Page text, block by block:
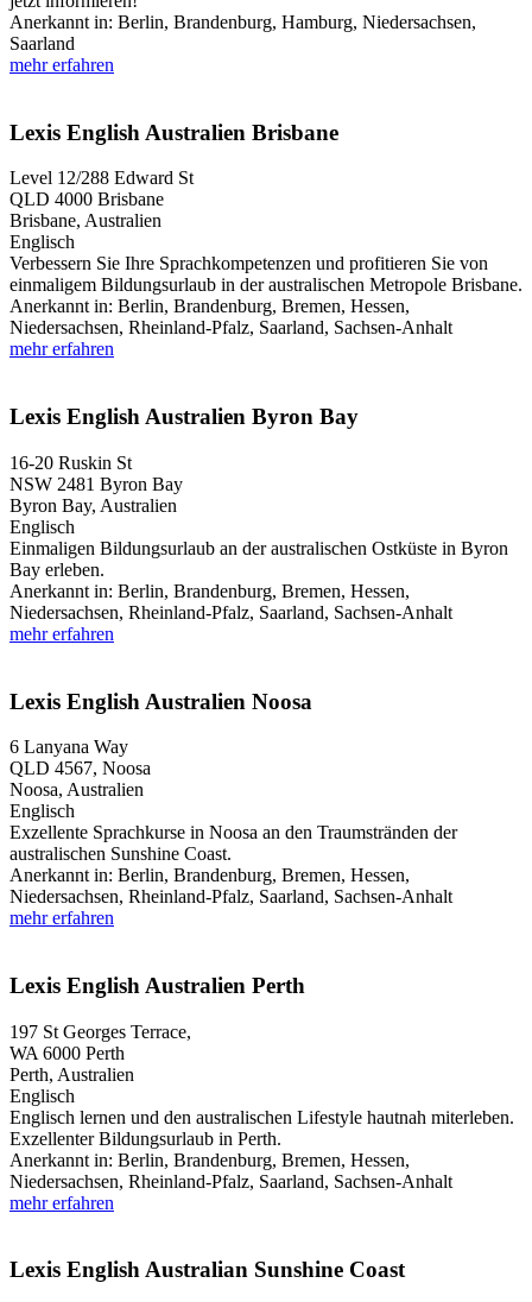
Anerkannt in: Berlin, Brandenburg, Hamburg, Niedersachsen,
Saarland
mehr erfahren
Lexis English Australien Brisbane
Level 12/288 Edward St
QLD 4000 Brisbane
Brisbane, Australien
Englisch
Verbessern Sie Ihre Sprachkompetenzen und profitieren Sie von
einmaligem Bildungsurlaub in der australischen Metropole Brisbane.
Anerkannt in: Berlin, Brandenburg, Bremen, Hessen,
Niedersachsen, Rheinland-Pfalz, Saarland, Sachsen-Anhalt
mehr erfahren
Lexis English Australien Byron Bay
16-20 Ruskin St
NSW 2481 Byron Bay
Byron Bay, Australien
Englisch
Einmaligen Bildungsurlaub an der australischen Ostküste in Byron
Bay erleben.
Anerkannt in: Berlin, Brandenburg, Bremen, Hessen,
Niedersachsen, Rheinland-Pfalz, Saarland, Sachsen-Anhalt
mehr erfahren
Lexis English Australien Noosa
6 Lanyana Way
QLD 4567, Noosa
Noosa, Australien
Englisch
Exzellente Sprachkurse in Noosa an den Traumstränden der
australischen Sunshine Coast.
Anerkannt in: Berlin, Brandenburg, Bremen, Hessen,
Niedersachsen, Rheinland-Pfalz, Saarland, Sachsen-Anhalt
mehr erfahren
Lexis English Australien Perth
197 St Georges Terrace,
WA 6000 Perth
Perth, Australien
Englisch
Englisch lernen und den australischen Lifestyle hautnah miterleben.
Exzellenter Bildungsurlaub in Perth.
Anerkannt in: Berlin, Brandenburg, Bremen, Hessen,
Niedersachsen, Rheinland-Pfalz, Saarland, Sachsen-Anhalt
mehr erfahren
Lexis English Australian Sunshine Coast